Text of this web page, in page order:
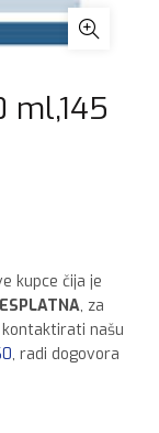
ml,145
kupce čija je
, za
našu
, radi dogovora